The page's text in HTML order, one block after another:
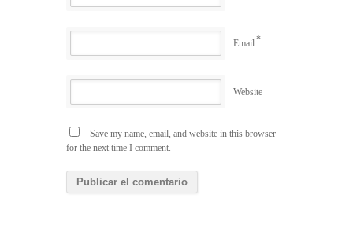
Email*
Website
Save my name, email, and website in this browser
for the next time I comment.